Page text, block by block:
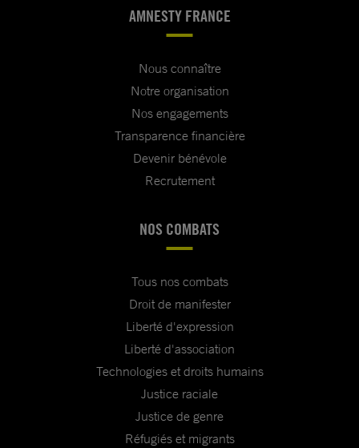
AMNESTY FRANCE
Nous connaître
Notre organisation
Nos engagements
Transparence financière
Devenir bénévole
Recrutement
NOS COMBATS
Tous nos combats
Droit de manifester
Liberté d'expression
Liberté d'association
Technologies et droits humains
Justice raciale
Justice de genre
Réfugiés et migrants